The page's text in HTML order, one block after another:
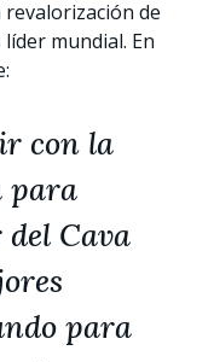
de
mundial. En
con la
para
Cava
para